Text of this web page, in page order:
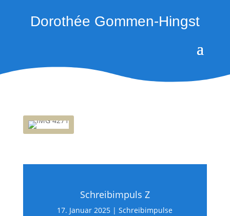
Dorothée Gommen-Hingst
Schreibimpuls Z
17. Januar 2025 |Schreibimpulse